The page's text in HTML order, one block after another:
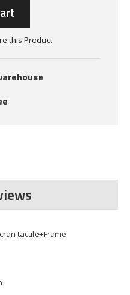
this Product
tactile+Frame